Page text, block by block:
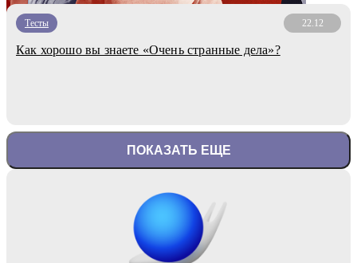
Тесты 22.12
Как хорошо вы знаете «Очень странные дела»?
ПОКАЗАТЬ ЕЩЕ